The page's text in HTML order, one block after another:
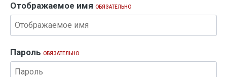
Отображаемое имя ОБЯЗАТЕЛЬНО
Пароль ОБЯЗАТЕЛЬНО